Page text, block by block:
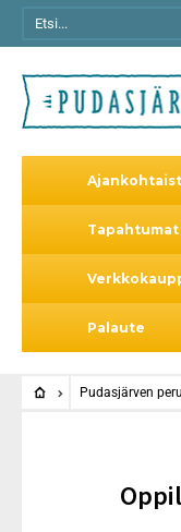
Tapahtumat
Palaute
Pudasjärven